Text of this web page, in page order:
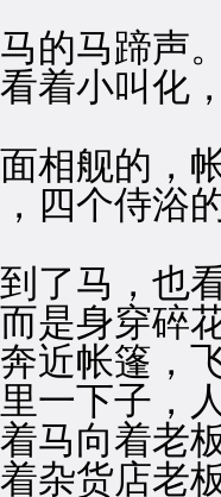
的马蹄声
小叫化，
舰的，帐
四个侍浴
马，也看
是身穿碎
帐篷，飞
下子，人
马向着老
杂货店老